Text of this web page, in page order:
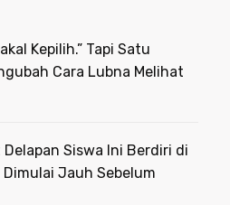
Kepilih.” Tapi Satu
Cara Lubna Melihat
Siswa Ini Berdiri di
Jauh Sebelum